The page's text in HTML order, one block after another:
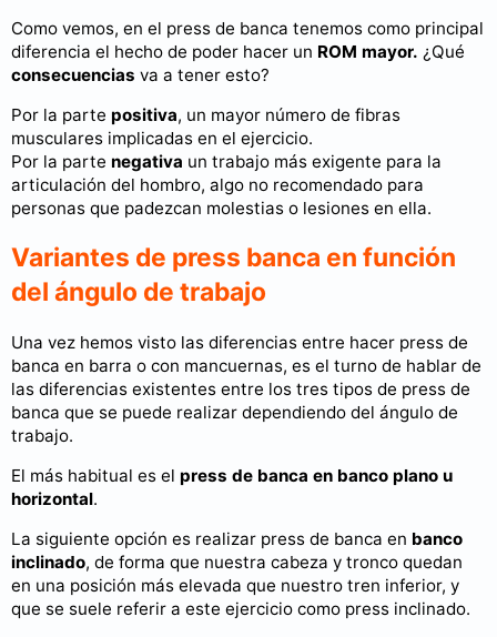
Como vemos, en el press de banca tenemos como principal
diferencia el hecho de poder hacer un ROM mayor. ¿Qué
consecuencias va a tener esto?
Por la parte positiva, un mayor número de fibras
musculares implicadas en el ejercicio.
Por la parte negativa un trabajo más exigente para la
articulación del hombro, algo no recomendado para
personas que padezcan molestias o lesiones en ella.
Variantes de press banca en función
del ángulo de trabajo
Una vez hemos visto las diferencias entre hacer press de
banca en barra o con mancuernas, es el turno de hablar de
las diferencias existentes entre los tres tipos de press de
banca que se puede realizar dependiendo del ángulo de
trabajo.
El más habitual es el press de banca en banco plano u
horizontal.
La siguiente opción es realizar press de banca en banco
inclinado, de forma que nuestra cabeza y tronco quedan
en una posición más elevada que nuestro tren inferior, y
que se suele referir a este ejercicio como press inclinado.